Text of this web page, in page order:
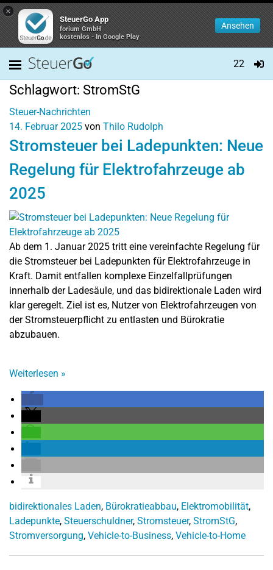
×
SteuerGo App
forium GmbH
kostenlos - In Google Play
Ansehen
22
Schlagwort: StromStG
Steuer-Nachrichten
14. Februar 2025 von Thilo Rudolph
Stromsteuer bei Ladepunkten: Neue
Regelung für Elektrofahrzeuge ab
2025
Ab dem 1. Januar 2025 tritt eine vereinfachte Regelung für
die Stromsteuer bei Ladepunkten für Elektrofahrzeuge in
Kraft. Damit entfallen komplexe Einzelfallprüfungen
innerhalb der Ladesäule, und das bidirektionale Laden wird
klar geregelt. Ziel ist es, Nutzer von Elektrofahrzeugen von
der Stromsteuerpflicht zu entlasten und Bürokratie
abzubauen.
Weiterlesen »
bidirektionales Laden, Bürokratieabbau, Elektromobilität,
Ladepunkte, Steuerschuldner, Stromsteuer, StromStG,
Stromversorgung, Vehicle-to-Business, Vehicle-to-Home